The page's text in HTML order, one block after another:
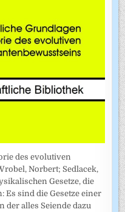
des evolutiven
Norbert; Sedlacek,
Gesetze, die
Es sind die Gesetze einer
der alles Seiende dazu